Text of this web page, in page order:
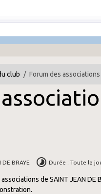
club Forum des associations
BRAYE Durée : Toute la
de SAINT JEAN DE